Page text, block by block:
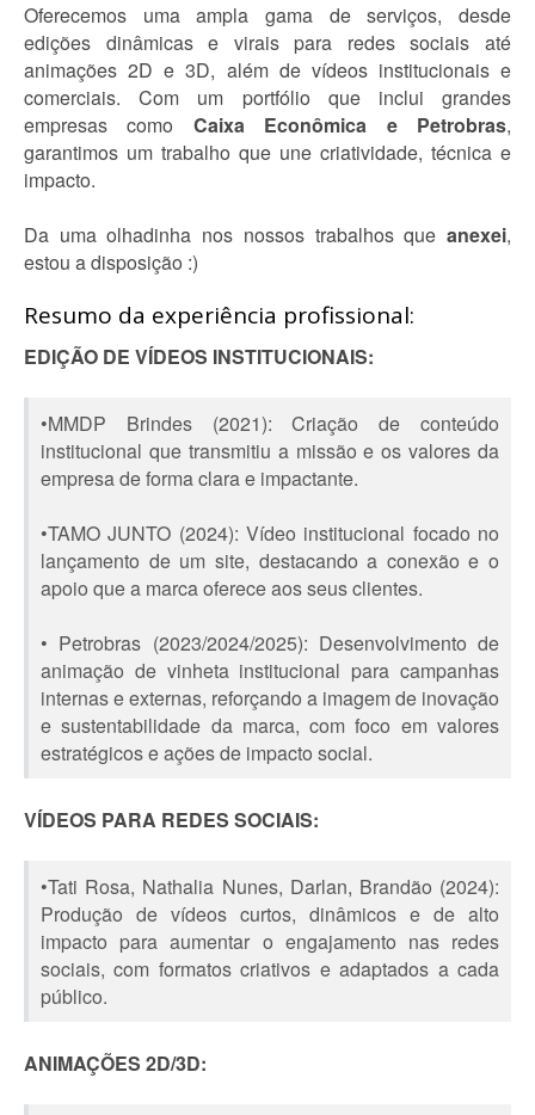
Oferecemos uma ampla gama de serviços, desde
edições dinâmicas e virais para redes sociais até
animações 2D e 3D, além de vídeos institucionais e
comerciais. Com um portfólio que inclui grandes
empresas como Caixa Econômica e Petrobras,
garantimos um trabalho que une criatividade, técnica e
impacto.
Da uma olhadinha nos nossos trabalhos que anexei,
estou a disposição :)
Resumo da experiência profissional:
EDIÇÃO DE VÍDEOS INSTITUCIONAIS:
•MMDP Brindes (2021): Criação de conteúdo
institucional que transmitiu a missão e os valores da
empresa de forma clara e impactante.
•TAMO JUNTO (2024): Vídeo institucional focado no
lançamento de um site, destacando a conexão e o
apoio que a marca oferece aos seus clientes.
• Petrobras (2023/2024/2025): Desenvolvimento de
animação de vinheta institucional para campanhas
internas e externas, reforçando a imagem de inovação
e sustentabilidade da marca, com foco em valores
estratégicos e ações de impacto social.
VÍDEOS PARA REDES SOCIAIS:
•Tati Rosa, Nathalia Nunes, Darlan, Brandão (2024):
Produção de vídeos curtos, dinâmicos e de alto
impacto para aumentar o engajamento nas redes
sociais, com formatos criativos e adaptados a cada
público.
ANIMAÇÕES 2D/3D: